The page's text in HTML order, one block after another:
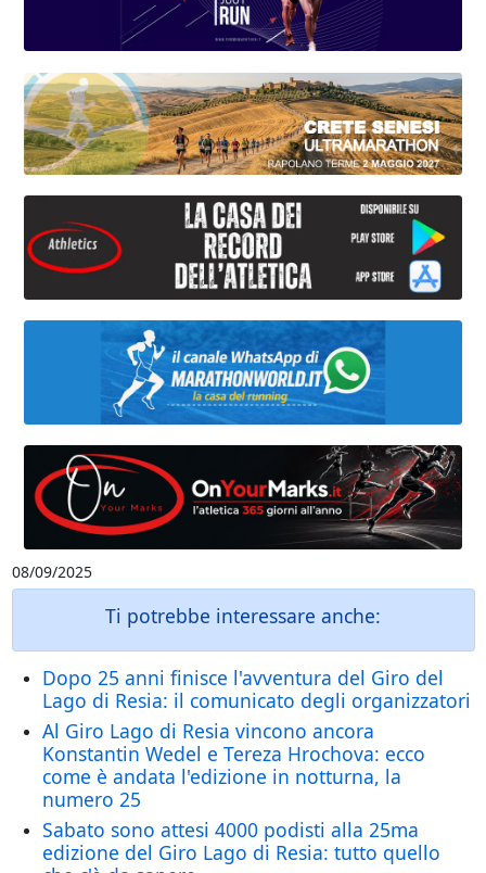
08/09/2025
Ti potrebbe interessare anche:
Dopo 25 anni finisce l'avventura del Giro del
Lago di Resia: il comunicato degli organizzatori
Al Giro Lago di Resia vincono ancora
Konstantin Wedel e Tereza Hrochova: ecco
come è andata l'edizione in notturna, la
numero 25
Sabato sono attesi 4000 podisti alla 25ma
edizione del Giro Lago di Resia: tutto quello